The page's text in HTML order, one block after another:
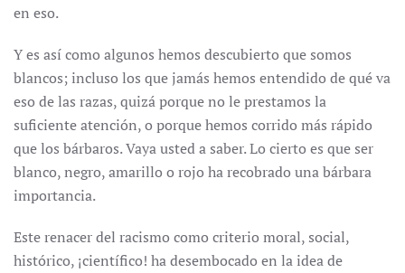
en eso.
Y es así como algunos hemos descubierto que somos
blancos; incluso los que jamás hemos entendido de qué va
eso de las razas, quizá porque no le prestamos la
suficiente atención, o porque hemos corrido más rápido
que los bárbaros. Vaya usted a saber. Lo cierto es que ser
blanco, negro, amarillo o rojo ha recobrado una bárbara
importancia.
Este renacer del racismo como criterio moral, social,
histórico, ¡científico! ha desembocado en la idea de